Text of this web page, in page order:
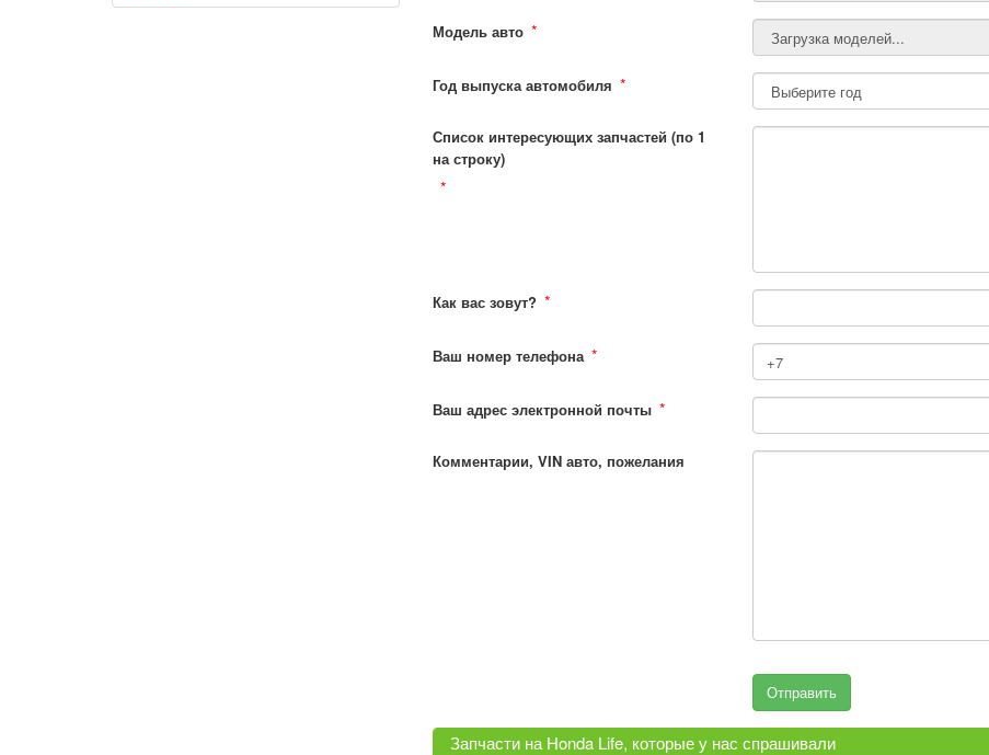
Модель авто *
Год выпуска автомобиля *
Список интересующих запчастей (по 1
на строку)
*
Как вас зовут? *
Ваш номер телефона *
Ваш адрес электронной почты *
Комментарии, VIN авто, пожелания
Запчасти на Honda Life, которые у нас спрашивали